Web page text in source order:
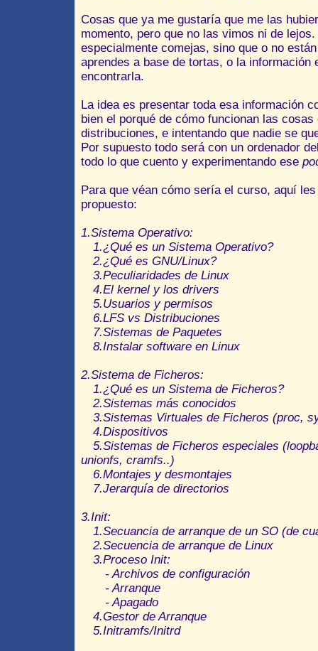
Cosas que ya me gustaría que me las
momento, pero que no las vimos ni de
especialmente comejas, sino que o no
aprendes a base de tortas, o la información
encontrarla.
La idea es presentar toda esa información
bien el porqué de cómo funcionan las
distribuciones, e intentando que nadie se
Por supuesto todo será con un ordenador
todo lo que cuento y experimentando ese
Para que véan cómo sería el curso, aquí
propuesto:
1.Sistema Operativo:
1.¿Qué es un Sistema Operativo?
2.¿Qué es GNU/Linux?
3.Peculiaridades de Linux
4.El kernel y los drivers
5.Usuarios y permisos
6.LFS vs Distribuciones
7.Sistemas de Paquetes
8.Instalar software en Linux
2.Sistema de Ficheros:
1.¿Qué es un Sistema de Ficheros?
2.Sistemas más conocidos
3.Sistemas Virtuales de Ficheros (proc,
4.Dispositivos
5.Sistemas de Ficheros especiales
unionfs, cramfs..)
6.Montajes y desmontajes
7.Jerarquía de directorios
3.Init:
1.Secuancia de arranque de un SO (de
2.Secuencia de arranque de Linux
3.Proceso Init:
- Archivos de configuración
- Arranque
- Apagado
4.Gestor de Arranque
5.Initramfs/Initrd